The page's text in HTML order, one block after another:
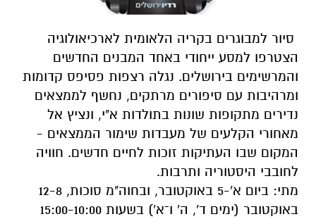
סיור למבוגרים בקריה הלאומית לארכיאולוגיה
הצטרפו למסע ייחודי באחד המבנים החדשים
והמרשימים בירושלים. נגלה רצפות פסיפס קדומות
ומרהיבות עם סיפורים מרתקים, נחשף לממצאים
נדירים מתקופות שונות בתולדות א"י, ונציץ אל
מאחורי הקלעים של מעבדות שימור הממצאים -
המקום שבו העתיקות זוכות לחיים חדשים. חוויה
לחובבי היסטוריה ותרבות.
מתי: ביום א'-5 באוקטובר, ובחוה"מ סוכות, 12-8
באוקטובר (ימים ד', ה' ו־א') בשעות 15:00-10:00